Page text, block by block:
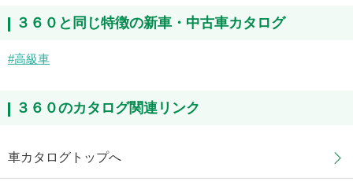
３６０と同じ特徴の新車・中古車カタログ
高級車
３６０のカタログ関連リンク
車カタログトップへ